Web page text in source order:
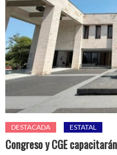
DESTACADA ESTATAL
Congreso y CGE